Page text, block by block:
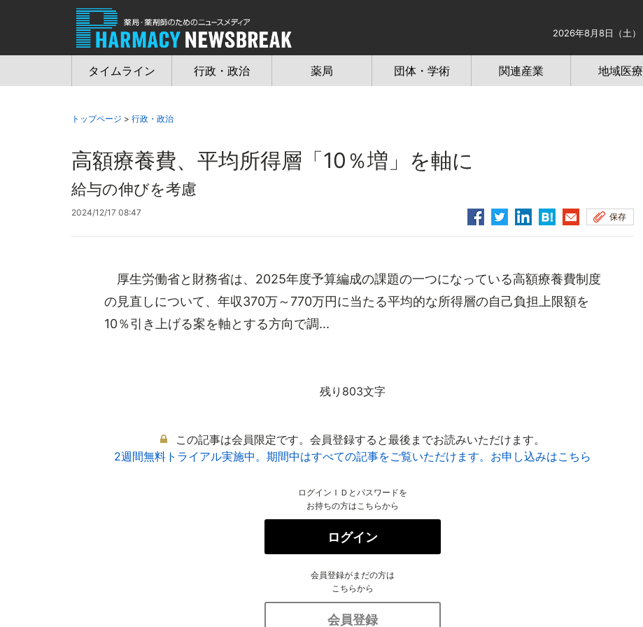
2026年8月8日（土）
タイムライン 行政・政治 薬局 団体・学術 関連産業 地域医療
トップページ > 行政・政治
高額療養費、平均所得層「10％増」を軸に
給与の伸びを考慮
2024/12/17 08:47 保存
厚生労働省と財務省は、2025年度予算編成の課題の一つになっている高額療養費制度
の見直しについて、年収370万～770万円に当たる平均的な所得層の自己負担上限額を
10％引き上げる案を軸とする方向で調...
残り803文字
この記事は会員限定です。会員登録すると最後までお読みいただけます。
2週間無料トライアル実施中。期間中はすべての記事をご覧いただけます。お申し込みはこちら
ログインＩＤとパスワードを
お持ちの方はこちらから
ログイン
会員登録がまだの方は
こちらから
会員登録